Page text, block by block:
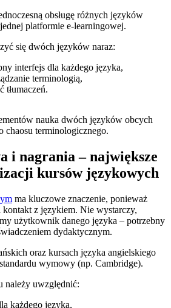
obsługę różnych języków
platformie e-learningowej.
się dwóch języków naraz:
interfejs dla każdego języka,
terminologią,
tłumaczeń.
nauka dwóch języków obcych
chaosu terminologicznego.
i nagrania – największe
kursów językowych
ma kluczowe znaczenie, ponieważ
z językiem. Nie wystarczy,
użytkownik danego języka – potrzebny
dydaktycznym.
oraz kursach języka angielskiego
wymowy (np. Cambridge).
należy uwzględnić:
każdego języka,